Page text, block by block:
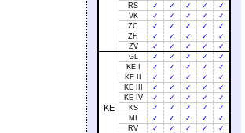
RS
✓ ✓ ✓ ✓
✓
VK
✓ ✓ ✓ ✓
✓
ZC
✓ ✓ ✓ ✓
✓
ZH
✓ ✓ ✓ ✓
✓
ZV
✓ ✓ ✓ ✓ ✓
KE
GL ✓ ✓ ✓ ✓
✓
KE I
✓ ✓ ✓ ✓
✓
KE II
✓ ✓ ✓ ✓
✓
KE III
✓ ✓ ✓ ✓
✓
KE IV
✓ ✓ ✓ ✓
✓
KS
✓ ✓ ✓ ✓
✓
MI
✓ ✓ ✓ ✓
✓
RV
✓ ✓ ✓ ✓
✓